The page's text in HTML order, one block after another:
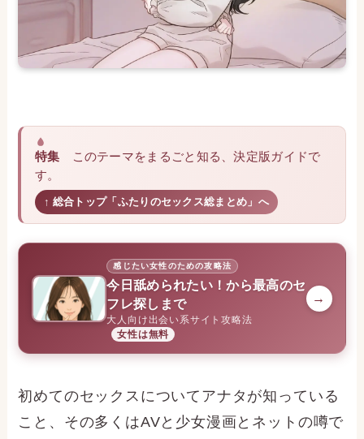
特集 このテーマをまるごと知る、決定版ガイドで
す。
↑ 総合トップ「ふたりのセックス総まとめ」へ
感じたい女性のための攻略法
今日舐められたい！から最高のセ
フレ探しまで
大人向け出会い系サイト攻略法
女性は無料
→
初めてのセックスについてアナタが知っている
こと、その多くはAVと少女漫画とネットの噂で